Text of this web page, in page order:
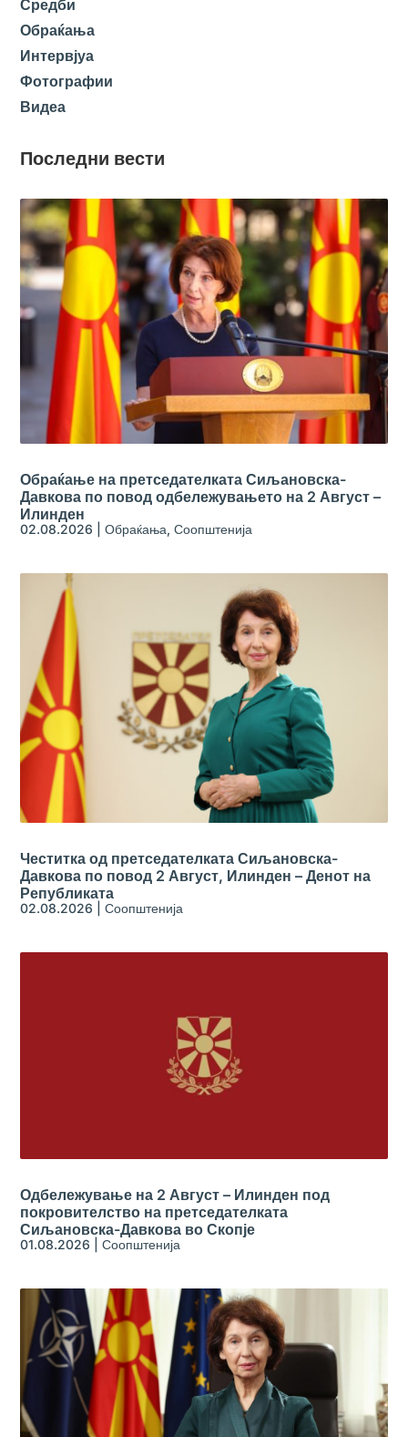
Средби
Обраќања
Интервјуа
Фотографии
Видеа
Последни вести
Обраќање на претседателката Сиљановска-
Давкова по повод одбележувањето на 2 Август –
Илинден
02.08.2026 |Обраќања,Соопштенија
Честитка од претседателката Сиљановска-
Давкова по повод 2 Август, Илинден – Денот на
Републиката
02.08.2026 |Соопштенија
Одбележување на 2 Август – Илинден под
покровителство на претседателката
Сиљановска-Давкова во Скопје
01.08.2026 |Соопштенија